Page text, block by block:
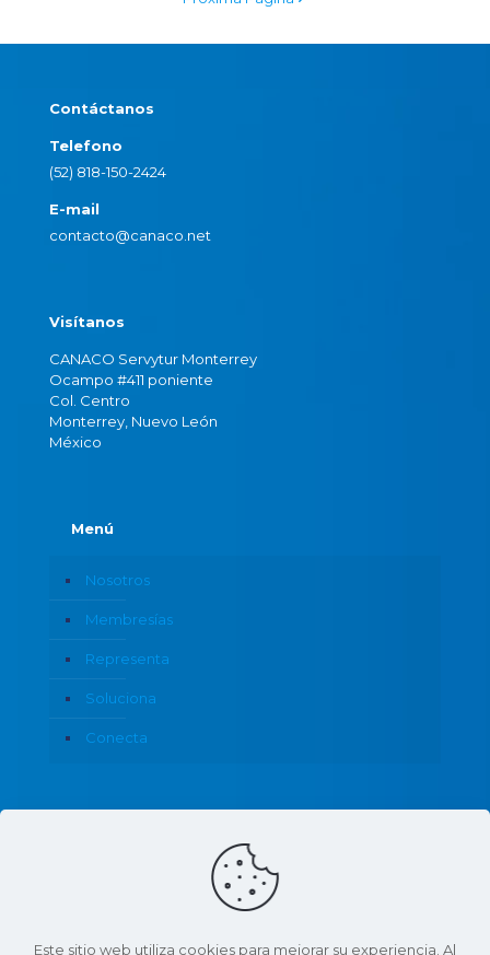
Contáctanos
Telefono
(52) 818-150-2424
E-mail
contacto@canaco.net
Visítanos
CANACO Servytur Monterrey
Ocampo #411 poniente
Col. Centro
Monterrey, Nuevo León
México
Menú
Nosotros
Membresías
Representa
Soluciona
Conecta
Política de Privacidad
Este sitio web utiliza cookies para mejorar su experiencia. Al